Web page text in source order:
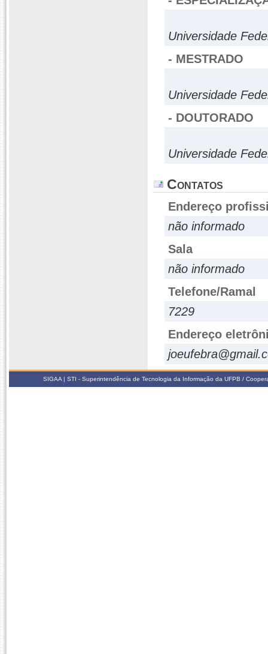
Universidade
- MESTRADO
Universidade
- DOUTORADO
Universidade
Contatos
Endereço
não informado
Sala
não informado
Telefone/Ramal
7229
Endereço
SIGAA | STI - Superintendência de Tecnologia da Informação da UFPB /